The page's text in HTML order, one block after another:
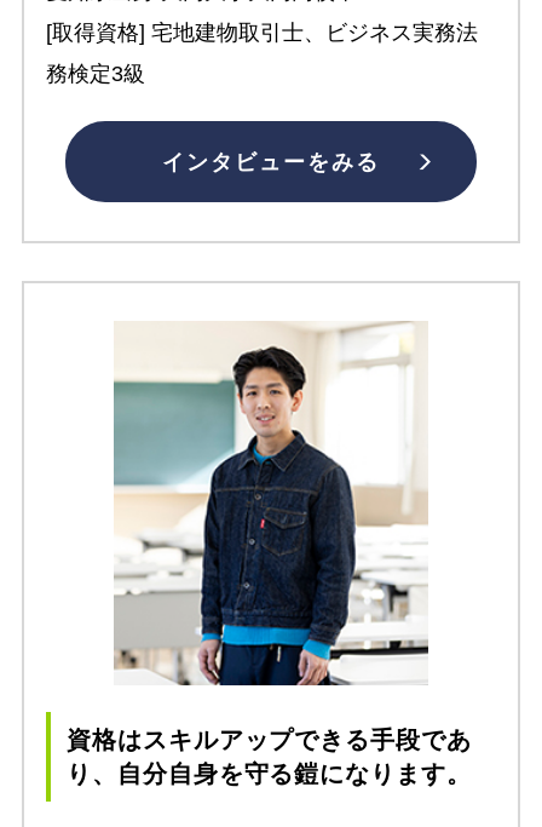
[取得資格] 宅地建物取引士、ビジネス実務法
務検定3級
インタビューをみる
資格はスキルアップできる手段であ
り、自分自身を守る鎧になります。